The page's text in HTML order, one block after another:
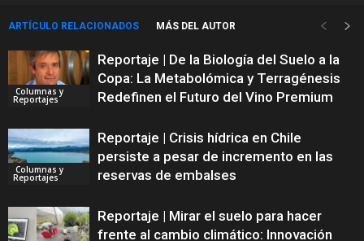
ARTÍCULO RELACIONADOS MÁS DEL AUTOR
Columnas y
Reportajes
Reportaje | De la Biología del Suelo a la
Copa: La Metabolómica y Terragénesis
Redefinen el Futuro del Vino Premium
Columnas y
Reportajes
Reportaje | Crisis hídrica en Chile
persiste a pesar de incremento en las
reservas de embalses
Reportaje | Mirar el suelo para hacer
frente al cambio climático: Innovación